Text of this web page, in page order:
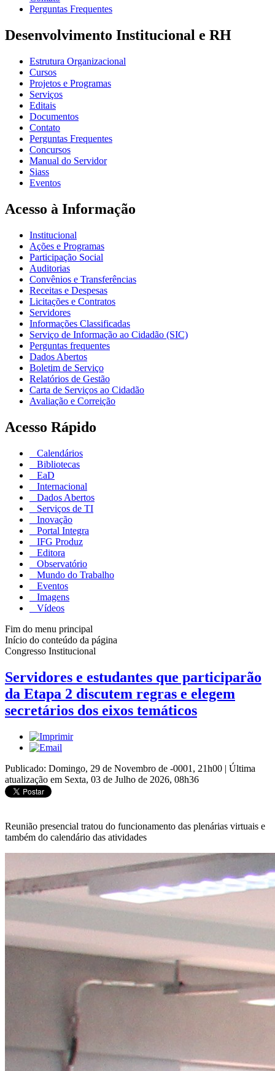
Perguntas Frequentes
Desenvolvimento Institucional e RH
Estrutura Organizacional
Cursos
Projetos e Programas
Serviços
Editais
Documentos
Contato
Perguntas Frequentes
Concursos
Manual do Servidor
Siass
Eventos
Acesso à Informação
Institucional
Ações e Programas
Participação Social
Auditorias
Convênios e Transferências
Receitas e Despesas
Licitações e Contratos
Servidores
Informações Classificadas
Serviço de Informação ao Cidadão (SIC)
Perguntas frequentes
Dados Abertos
Boletim de Serviço
Relatórios de Gestão
Carta de Serviços ao Cidadão
Avaliação e Correição
Acesso Rápido
Calendários
Bibliotecas
EaD
Internacional
Dados Abertos
Serviços de TI
Inovação
Portal Integra
IFG Produz
Editora
Observatório
Mundo do Trabalho
Eventos
Imagens
Vídeos
Fim do menu principal
Início do conteúdo da página
Congresso Institucional
Servidores e estudantes que participarão
da Etapa 2 discutem regras e elegem
secretários dos eixos temáticos
Publicado: Domingo, 29 de Novembro de -0001, 21h00 | Última
atualização em Sexta, 03 de Julho de 2026, 08h36
Reunião presencial tratou do funcionamento das plenárias virtuais e
também do calendário das atividades